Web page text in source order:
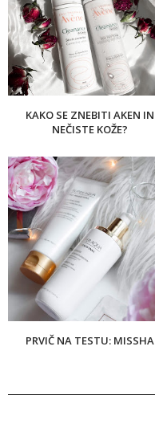
KAKO SE ZNEBITI AKEN IN
NEČISTE KOŽE?
PRVIČ NA TESTU: MISSHA